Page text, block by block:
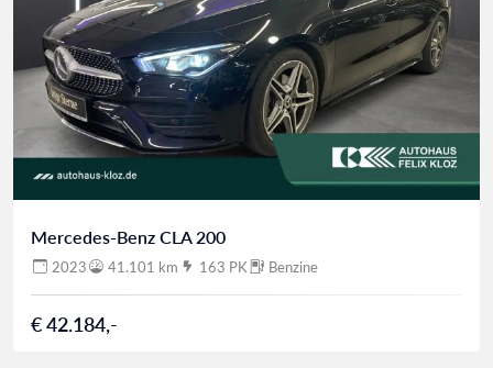
Mercedes-Benz CLA 200
2023 41.101 km 163 PK Benzine
€ 42.184,-